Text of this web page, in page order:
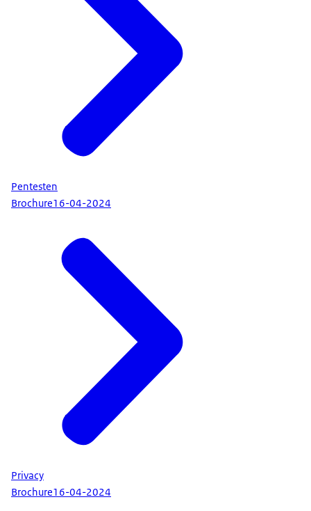
Pentesten
Brochure16-04-2024
Privacy
Brochure16-04-2024